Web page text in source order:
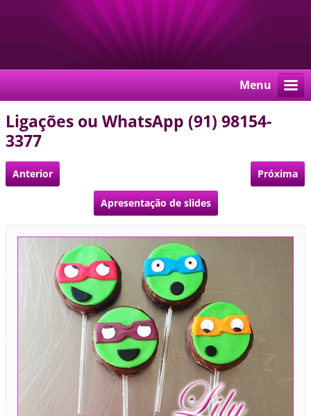
Menu
Ligações ou WhatsApp (91) 98154-
3377
Anterior Próxima
Apresentação de slides